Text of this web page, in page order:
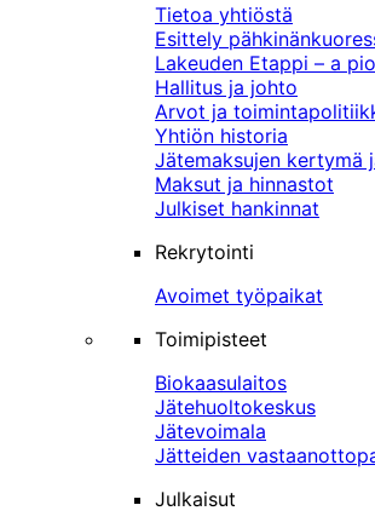
Tietoa yhtiöstä
Esittely
Lakeuden Etappi – a
Hallitus ja johto
Arvot ja
Yhtiön historia
Jätemaksujen kertymä
Maksut ja hinnastot
Julkiset hankinnat
Rekrytointi
Avoimet työpaikat
Toimipisteet
Biokaasulaitos
Jätehuoltokeskus
Jätevoimala
Jätteiden
Julkaisut